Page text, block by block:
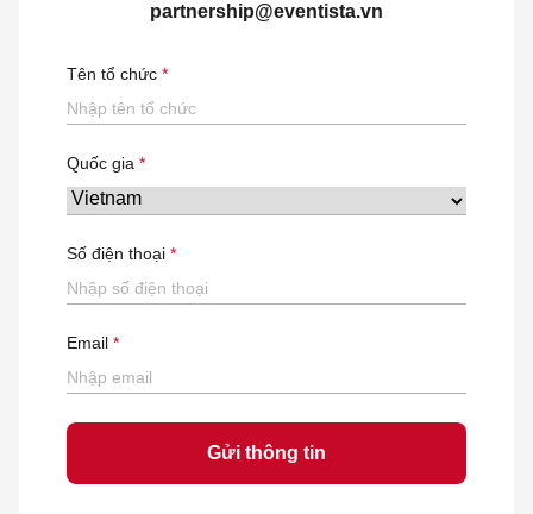
partnership@eventista.vn
Tên tổ chức
Quốc gia
Số điện thoại
Email